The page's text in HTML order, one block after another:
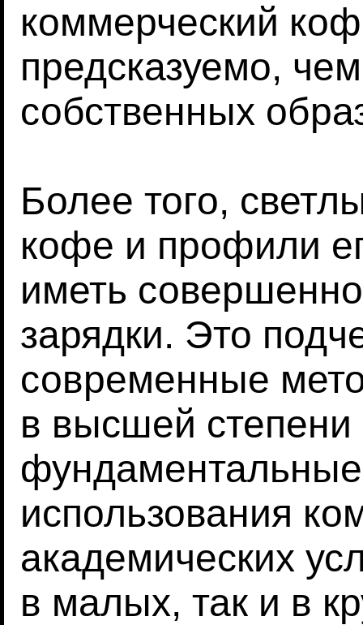
коммерческий
предсказуемо,
собственных
Более того,
кофе и профили
иметь
зарядки. Это
современные
в высшей
использования
академических
в малых, так и в